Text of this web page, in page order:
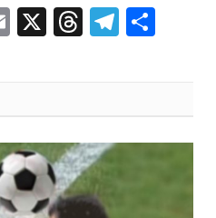
Email
X Threads